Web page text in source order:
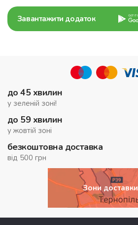
Завантажити додаток
до 45 хвилин
у зеленій зоні!
до 59 хвилин
у жовтій зоні
безкоштовна доставка
від 500 грн
Зони доставки